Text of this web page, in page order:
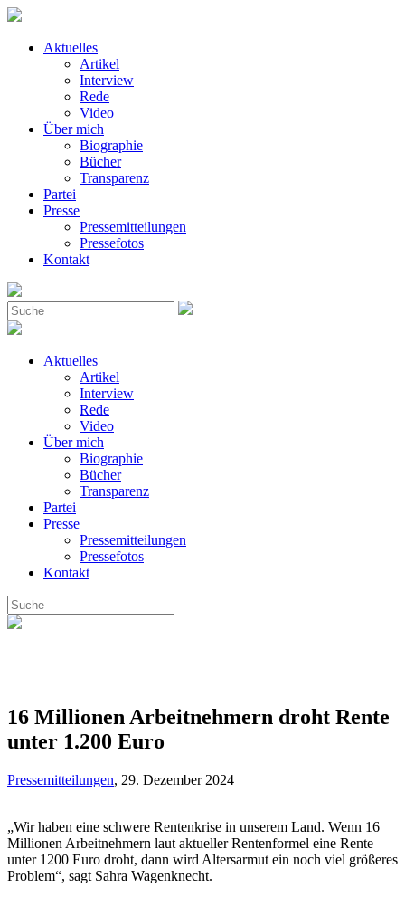
Aktuelles
Artikel
Interview
Rede
Video
Über mich
Biographie
Bücher
Transparenz
Partei
Presse
Pressemitteilungen
Pressefotos
Kontakt
Aktuelles
Artikel
Interview
Rede
Video
Über mich
Biographie
Bücher
Transparenz
Partei
Presse
Pressemitteilungen
Pressefotos
Kontakt
16 Millionen Arbeitnehmern droht Rente
unter 1.200 Euro
Pressemitteilungen, 29. Dezember 2024
„Wir haben eine schwere Rentenkrise in unserem Land. Wenn 16
Millionen Arbeitnehmern laut aktueller Rentenformel eine Rente
unter 1200 Euro droht, dann wird Altersarmut ein noch viel größeres
Problem“, sagt Sahra Wagenknecht.